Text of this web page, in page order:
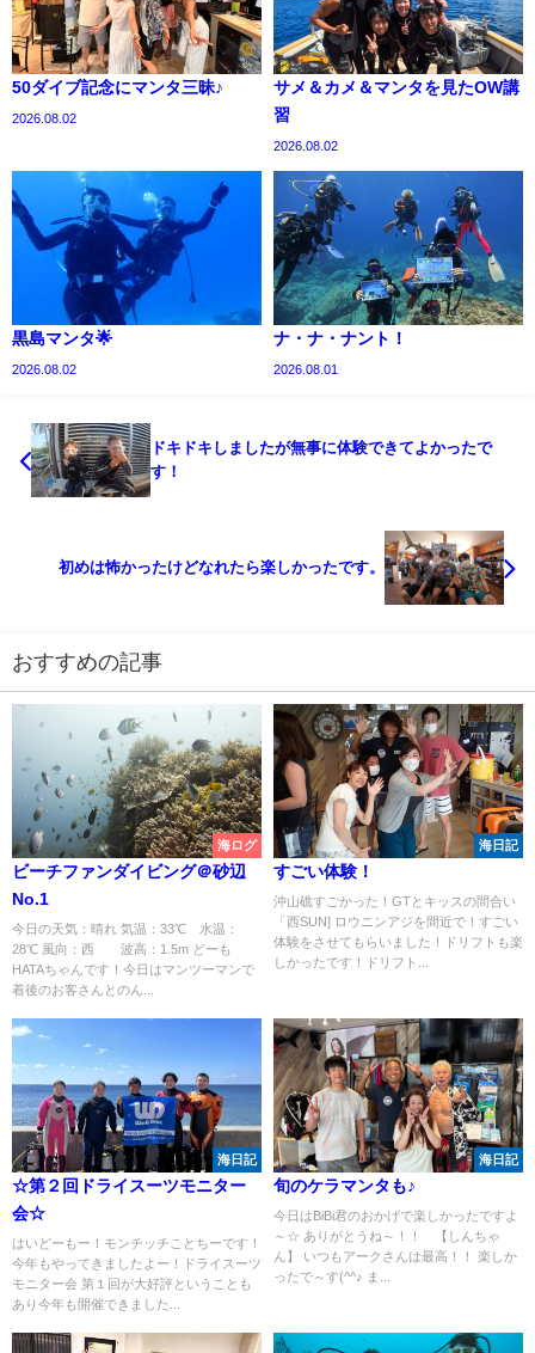
50ダイブ記念にマンタ三昧♪
2026.08.02
サメ＆カメ＆マンタを見たOW講
習
2026.08.02
黒島マンタ🌟
2026.08.02
ナ・ナ・ナント！
2026.08.01
ドキドキしましたが無事に体験できてよかったで
す！
初めは怖かったけどなれたら楽しかったです。
おすすめの記事
海ログ
ビーチファンダイビング＠砂辺
No.1
今日の天気：晴れ 気温：33℃ 水温：
28℃ 風向：西 波高：1.5m どーも
HATAちゃんです！今日はマンツーマンで
着後のお客さんとのん...
海日記
すごい体験！
沖山礁すごかった！GTとキッスの間合い
「西SUN] ロウニンアジを間近で！すごい
体験をさせてもらいました！ドリフトも楽
しかったです！ドリフト...
海日記
☆第２回ドライスーツモニター
会☆
はいどーもー！モンチッチことちーです！
今年もやってきましたよー！ドライスーツ
モニター会 第１回が大好評ということも
あり今年も開催できました...
海日記
旬のケラマンタも♪
今日はBiBi君のおかげで楽しかったですよ
～☆ ありがとうね～！！ 【しんちゃ
ん】 いつもアークさんは最高！！ 楽しか
ったで～す(^^♪ ま...